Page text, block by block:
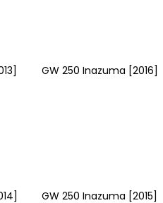
GW 250 Inazuma [2016]
GW 250 Inazuma [2015]